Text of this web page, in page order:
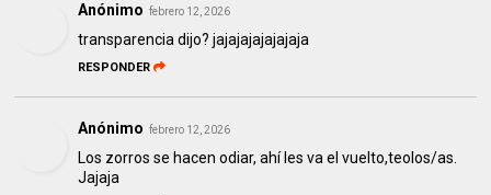
Anónimo febrero 12, 2026
transparencia dijo? jajajajajajajaja
RESPONDER
Anónimo febrero 12, 2026
Los zorros se hacen odiar, ahí les va el vuelto,teolos/as.
Jajaja